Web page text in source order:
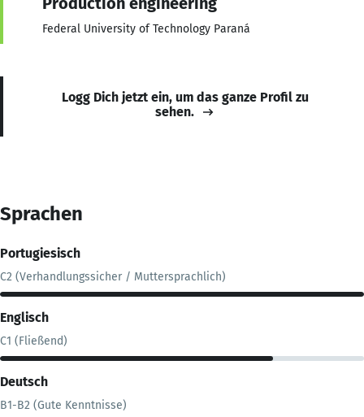
Federal University of Technology Paraná
Logg Dich jetzt ein, um das ganze Profil zu
sehen.
Sprachen
Portugiesisch
C2 (Verhandlungssicher / Muttersprachlich)
Englisch
C1 (Fließend)
Deutsch
B1-B2 (Gute Kenntnisse)